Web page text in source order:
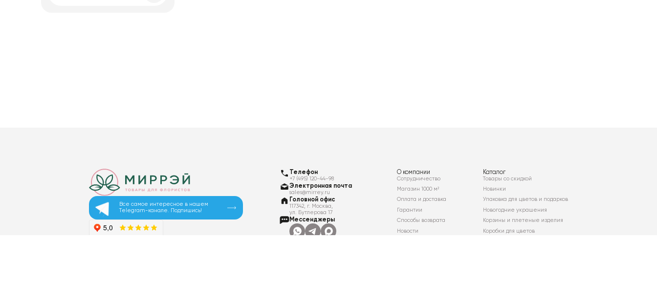
Все самое интересное в нашем
Telegram-канале. Подпишись!
Телефон
+7 (495) 120-44-98
Электронная почта
sales@mirrey.ru
Головной офис
117342, г. Москва,
ул. Бутлерова 17
Мессенджеры
О компании
Сотрудничество
Магазин 1000 м²
Оплата и доставка
Гарантии
Способы возврата
Новости
Каталог
Товары со скидкой
Новинки
Упаковка для цветов и подарков
Новогодние украшения
Корзины и плетеные изделия
Коробки для цветов